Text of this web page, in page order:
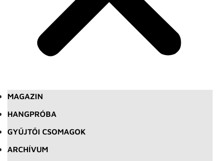
MAGAZIN
HANGPRÓBA
GYŰJTŐI CSOMAGOK
ARCHÍVUM